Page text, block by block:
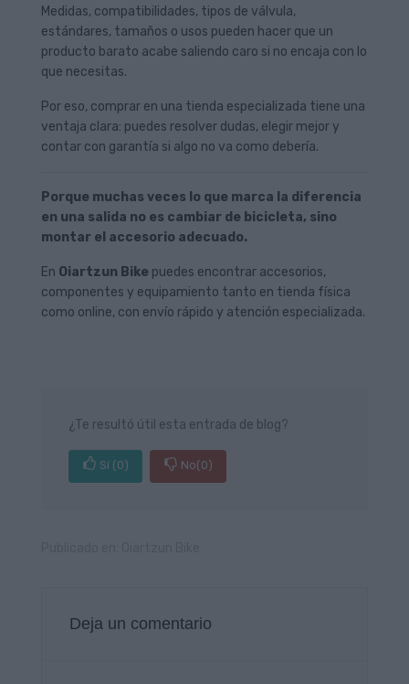
Medidas, compatibilidades, tipos de válvula,
estándares, tamaños o usos pueden hacer que un
producto barato acabe saliendo caro si no encaja con lo
que necesitas.
Por eso, comprar en una tienda especializada tiene una
ventaja clara: puedes resolver dudas, elegir mejor y
contar con garantía si algo no va como debería.
Porque muchas veces lo que marca la diferencia
en una salida no es cambiar de bicicleta, sino
montar el accesorio adecuado.
En Oiartzun Bike puedes encontrar accesorios,
componentes y equipamiento tanto en tienda física
como online, con envío rápido y atención especializada.
¿Te resultó útil esta entrada de blog?
Sí (0) No(0)
Deja un comentario